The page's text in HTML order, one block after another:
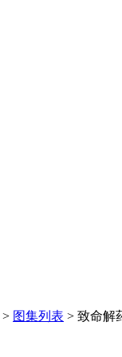
> 图集列表 > 致命解